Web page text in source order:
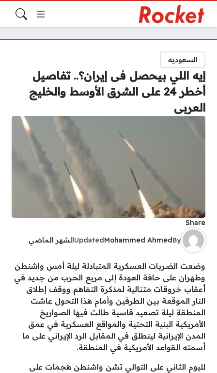
السعوديه
إيه اللي بيحصل فى إيران؟.. تفاصيل
أخطر 24 على الشرق الأوسط والخليج
العربى
Share
By
Mohammed Ahmed
Updatedالشهر الماضي
وضعت الضربات العسكرية المتبادلة ليلة أمس واشنطن
وطهران على حافة العودة إلى مربع الحرب من جديد في
أعقاب خروقات متتالية لمذكرة التفاهم ووقف إطلاق
النار الموقعة بين الطرفين وأمام هذا التحول عاشت
المنطقة ليلة تصعيد قاسية طالت فيها الصواريخ
الأمريكية البنية التحتية والمواقع العسكرية في عمق
المدن الإيرانية لينطلق في المقابل الرد الإيراني على ما
أسمته القواعد الأمريكية في المنطقة.
لليوم الثاني على التوالي تشن واشنطن هجمات على